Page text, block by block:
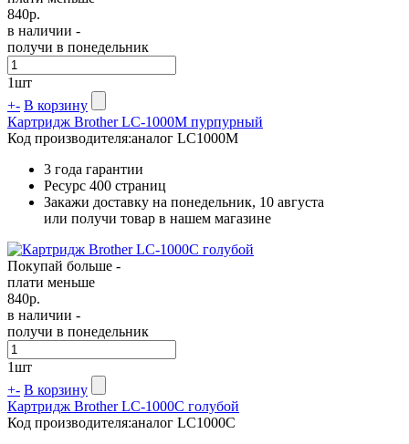
840р.
в наличии -
получи в понедельник
1шт
+- В корзину
Картридж Brother LC-1000M пурпурный
Код производителя:аналог LC1000M
3 года гарантии
Ресурс 400 страниц
Закажи доставку на понедельник, 10 августа
или получи товар в нашем магазине
Покупай больше -
плати меньше
840р.
в наличии -
получи в понедельник
1шт
+- В корзину
Картридж Brother LC-1000C голубой
Код производителя:аналог LC1000C